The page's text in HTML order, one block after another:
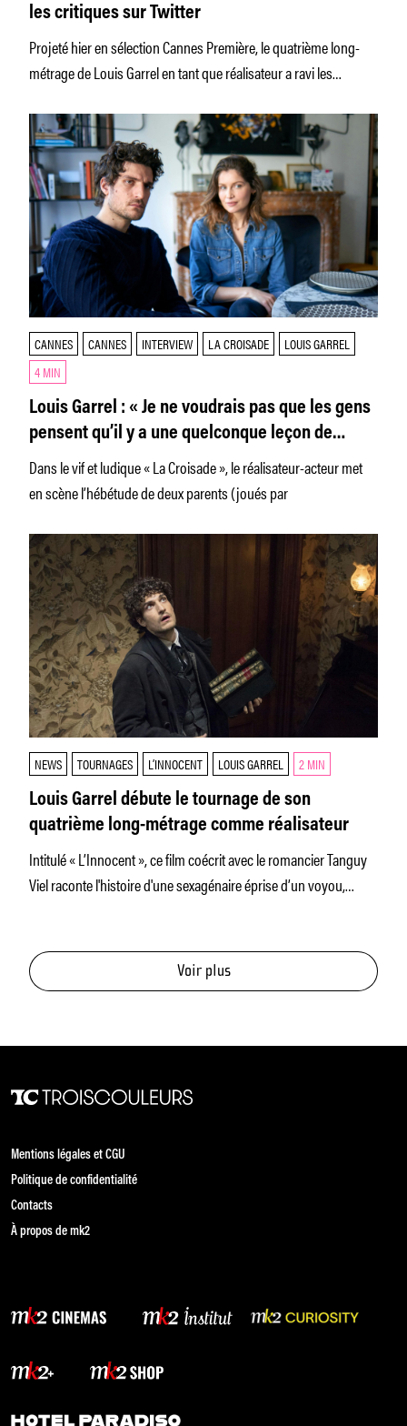
les critiques sur Twitter
Projeté hier en sélection Cannes Première, le quatrième long-
métrage de Louis Garrel en tant que réalisateur a ravi les
CANNES CANNES INTERVIEW LA CROISADE
LOUIS GARREL
4 MIN
Louis Garrel : « Je ne voudrais pas que les gens
pensent qu’il y a une quelconque leçon de
morale donnée par le film »
Dans le vif et ludique « La Croisade », le réalisateur-acteur met
en scène l’hébétude de deux parents (joués par
NEWS TOURNAGES L’INNOCENT LOUIS GARREL 2 MIN
Louis Garrel débute le tournage de son
quatrième long-métrage comme réalisateur
Intitulé « L’Innocent », ce film coécrit avec le romancier Tanguy
Viel raconte l'histoire d'une sexagénaire éprise d’un voyou,
Voir plus
Mentions légales et CGU
Politique de confidentialité
Contacts
À propos de mk2